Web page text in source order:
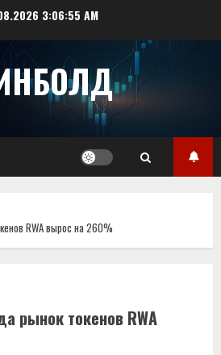
3:06:55 AM
RWA вырос на 260%
рынок токенов RWA